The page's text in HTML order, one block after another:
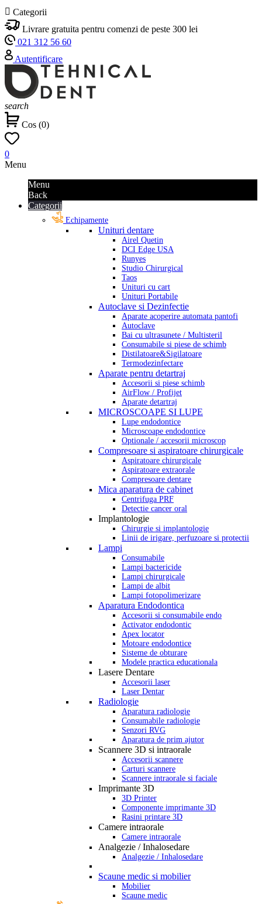
 Categorii
Livrare gratuita pentru comenzi de peste 300 lei
021 312 56 60
Autentificare
search
Cos (0)
0
Menu
Menu
Back
Categorii
Echipamente
Unituri dentare
Airel Quetin
DCI Edge USA
Runyes
Studio Chirurgical
Taos
Unituri cu cart
Unituri Portabile
Autoclave si Dezinfectie
Aparate acoperire automata pantofi
Autoclave
Bai cu ultrasunete / Multisteril
Consumabile si piese de schimb
Distilatoare&Sigilatoare
Termodezinfectare
Aparate pentru detartraj
Accesorii si piese schimb
AirFlow / Profijet
Aparate detartraj
MICROSCOAPE SI LUPE
Lupe endodontice
Microscoape endodontice
Optionale / accesorii microscop
Compresoare si aspiratoare chirurgicale
Aspiratoare chirurgicale
Aspiratoare extraorale
Compresoare dentare
Mica aparatura de cabinet
Centrifuga PRF
Detectie cancer oral
Implantologie
Chirurgie si implantologie
Linii de irigare, perfuzoare si protectii
Lampi
Consumabile
Lampi bactericide
Lampi chirurgicale
Lampi de albit
Lampi fotopolimerizare
Aparatura Endodontica
Accesorii si consumabile endo
Activator endodontic
Apex locator
Motoare endodontice
Sisteme de obturare
Modele practica educationala
Lasere Dentare
Accesorii laser
Laser Dentar
Radiologie
Aparatura radiologie
Consumabile radiologie
Senzori RVG
Aparatura de prim ajutor
Scannere 3D si intraorale
Accesorii scannere
Carturi scannere
Scannere intraorale si faciale
Imprimante 3D
3D Printer
Componente imprimante 3D
Rasini printare 3D
Camere intraorale
Camere intraorale
Analgezie / Inhalosedare
Analgezie / Inhalosedare
Scaune medic si mobilier
Mobilier
Scaune medic